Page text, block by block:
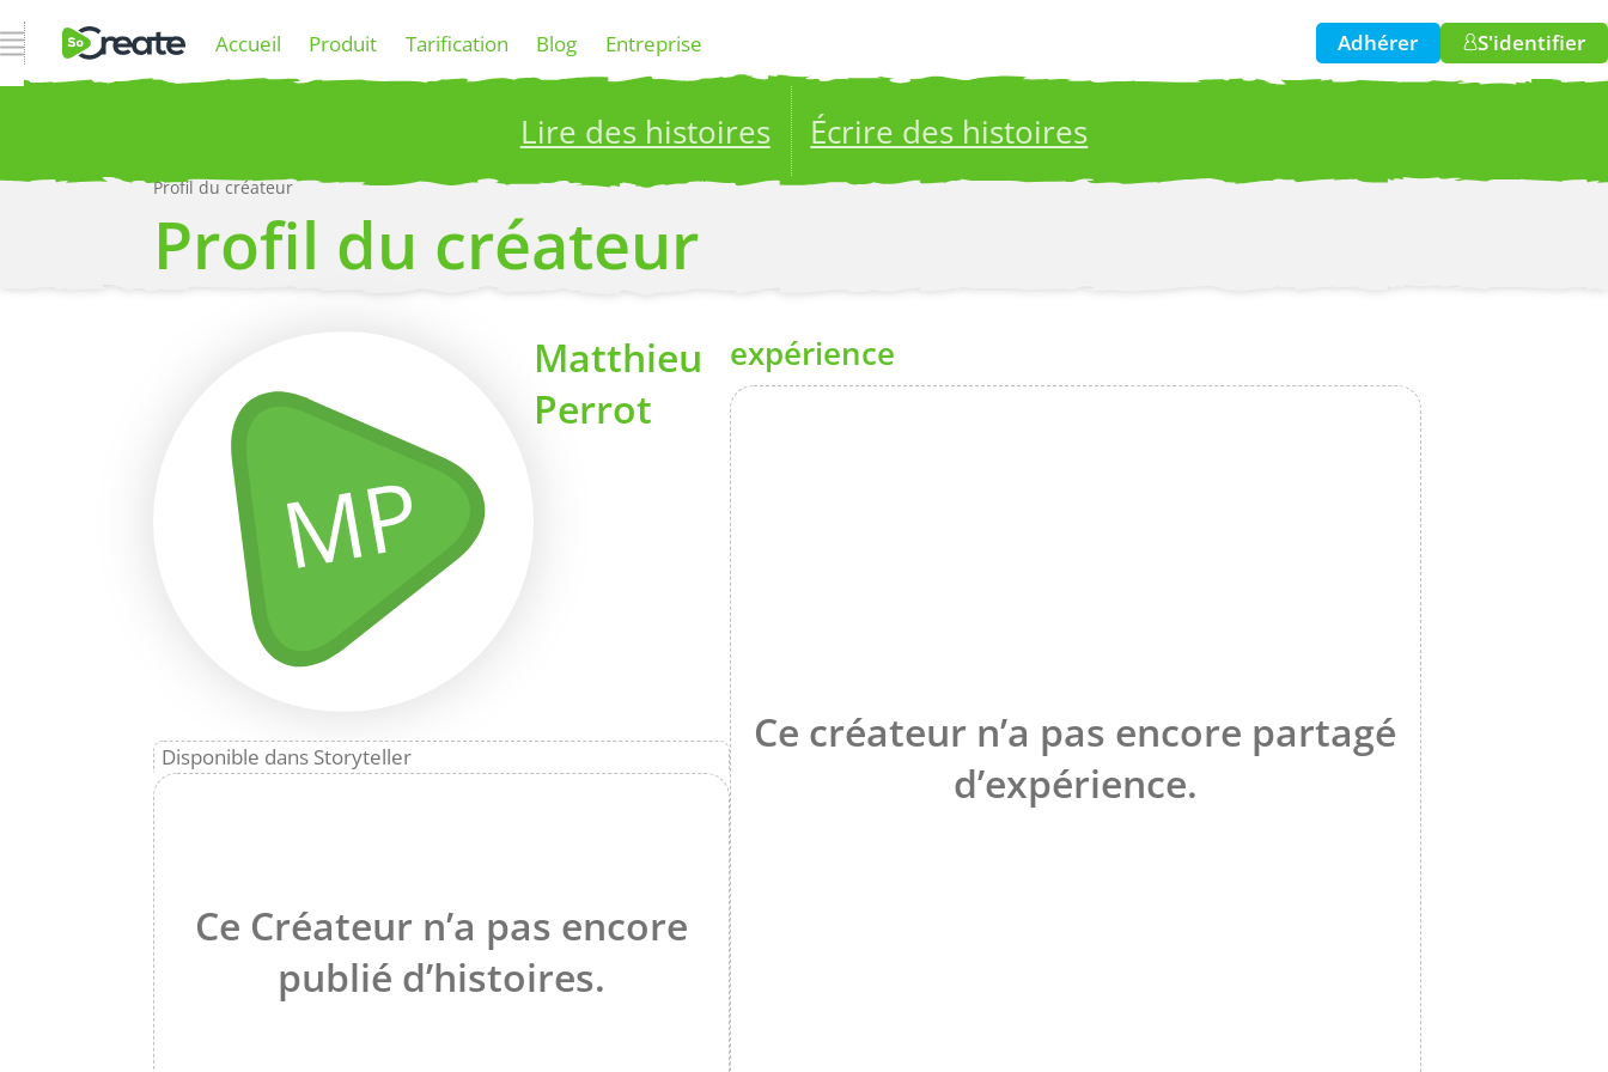
Ouvrir la navigation Accueil Produit Tarification Blog Entreprise Adhérer S'identifier
Lire des histoires Écrire des histoires
Publish your stories to a global audience.
Profil du créateur
Profil du créateur
MP
Matthieu
Perrot
Disponible dans Storyteller
Ce Créateur n’a pas encore
publié d’histoires.
expérience
Ce créateur n’a pas encore partagé
d’expérience.